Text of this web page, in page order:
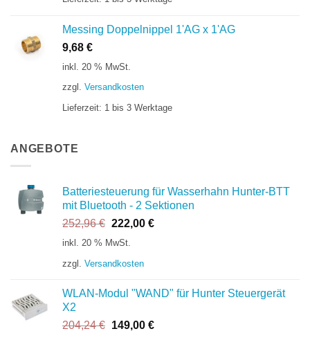
Messing Doppelnippel 1'AG x 1'AG
9,68 €
inkl. 20 % MwSt.
zzgl. Versandkosten
Lieferzeit: 1 bis 3 Werktage
ANGEBOTE
Batteriesteuerung für Wasserhahn Hunter-BTT
mit Bluetooth - 2 Sektionen
252,96€ Ursprünglicher
Preis
252,96 €
222,00 €Aktueller
inkl. 20 % MwSt.
zzgl. Versandkosten
WLAN-Modul "WAND" für Hunter Steuergerät
X2
204,24€ Ursprünglicher
149,00 €Aktueller